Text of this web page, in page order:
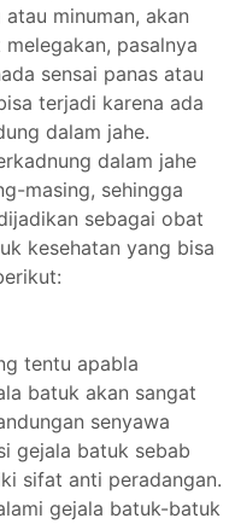
minuman, akan
pasalnya
sensai panas atau
terjadi karena ada
dalam jahe.
dalam jahe
masing, sehingga
sebagai obat
kesehatan yang bisa
tentu apabla
batuk akan sangat
senyawa
gejala batuk sebab
sifat anti peradangan.
gejala batuk-batuk